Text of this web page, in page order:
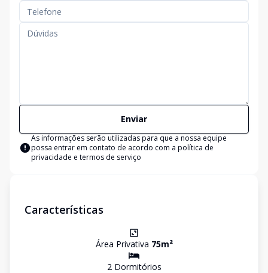
Enviar
As informações serão utilizadas para que a nossa equipe
possa entrar em contato de acordo com a política de
privacidade e termos de serviço
Características
Área Privativa 75m²
2Dormitórios